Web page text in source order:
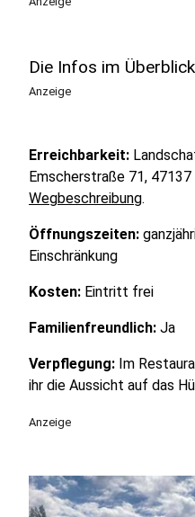
Die Infos im Überblick
Anzeige
Erreichbarkeit:
Emscherstraße 71, 47137
Wegbeschreibung.
Öffnungszeiten:
Einschränkung
Kosten: Eintritt frei
Familienfreundlich: Ja
Verpflegung: Im
ihr die Aussicht auf das
Anzeige